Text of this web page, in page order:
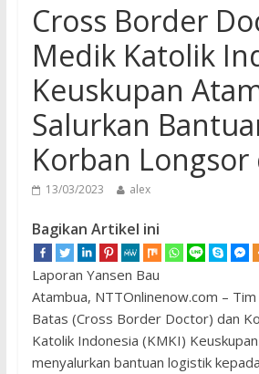
Cross Border
Medik Katolik
Keuskupan
Salurkan
Korban Longsor
13/03/2023 alex
Bagikan Artikel ini
Laporan Yansen Bau
Atambua, NTTOnlinenow.com –
Batas (Cross Border Doctor) dan
Katolik Indonesia (KMKI)
menyalurkan bantuan logistik